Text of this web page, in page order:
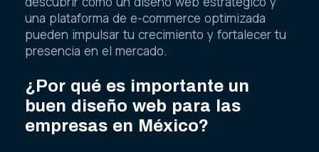
una plataforma de e-commerce optimizada
pueden impulsar tu crecimiento y fortalecer tu
presencia en el mercado.
¿Por qué es importante un
buen diseño web para las
empresas en México?